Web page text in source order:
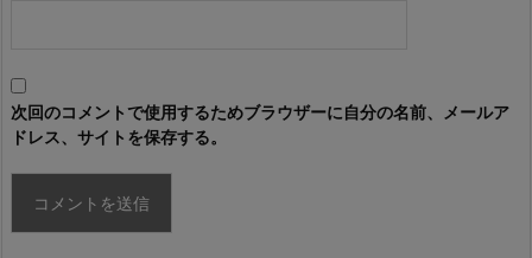
次回のコメントで使用するためブラウザーに自分の名前、メールア
ドレス、サイトを保存する。